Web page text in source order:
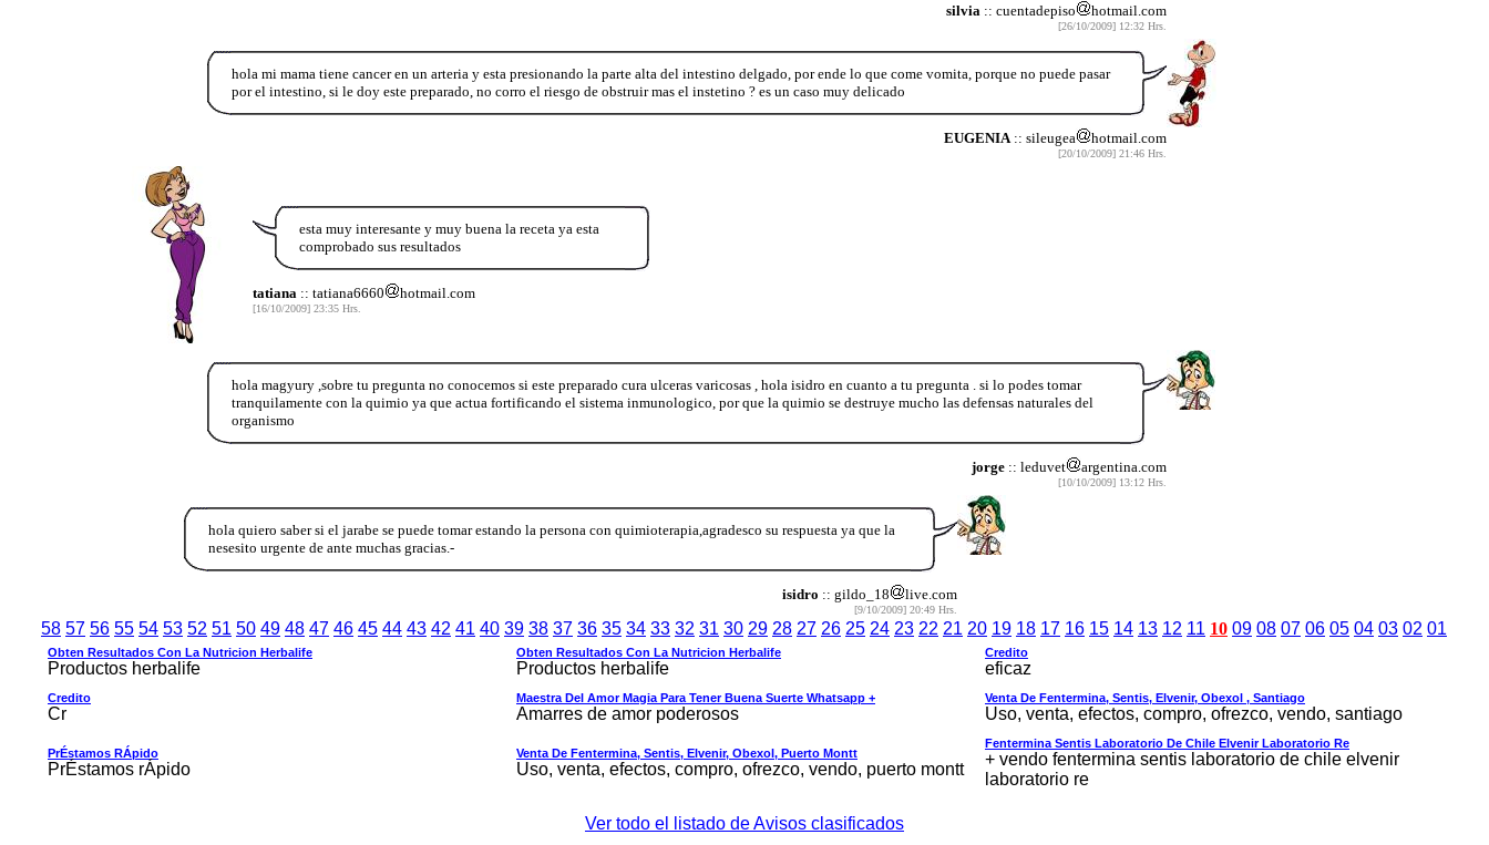
silvia :: cuentadepiso hotmail.com
[26/10/2009] 12:32 Hrs.
hola mi mama tiene cancer en un arteria y esta presionando la parte alta del intestino delgado, por ende lo que come vomita, porque no puede pasar
por el intestino, si le doy este preparado, no corro el riesgo de obstruir mas el instetino ? es un caso muy delicado
EUGENIA:: sileugea hotmail.com
[20/10/2009] 21:46 Hrs.
esta muy interesante y muy buena la receta ya esta
comprobado sus resultados
tatiana :: tatiana6660 hotmail.com
[16/10/2009] 23:35 Hrs.
hola magyury ,sobre tu pregunta no conocemos si este preparado cura ulceras varicosas , hola isidro en cuanto a tu pregunta . si lo podes tomar
tranquilamente con la quimio ya que actua fortificando el sistema inmunologico, por que la quimio se destruye mucho las defensas naturales del
organismo
jorge:: leduvet argentina.com
[10/10/2009] 13:12 Hrs.
hola quiero saber si el jarabe se puede tomar estando la persona con quimioterapia,agradesco su respuesta ya que la
nesesito urgente de ante muchas gracias.-
isidro :: gildo_18 live.com
[9/10/2009] 20:49 Hrs.
58 57 56 55 54 53 52 51 50 49 48 47 46 45 44 43 42 41 40 39 38 37 36 35 34 33 32 31 30 29 28 27 26 25 24 23 22 21 20 19 18 17 16 15 14 13 12 11 10 09 08 07 06 05 04 03 02 01
Obten Resultados Con La Nutricion Herbalife
Productos herbalife
Obten Resultados Con La Nutricion Herbalife
Productos herbalife
Credito
eficaz
Credito
Cr
Maestra Del Amor Magia Para Tener Buena Suerte Whatsapp +
Amarres de amor poderosos
Venta De Fentermina, Sentis, Elvenir, Obexol , Santiago
Uso, venta, efectos, compro, ofrezco, vendo, santiago
PrÉstamos RÁpido
PrÉstamos rÁpido
Venta De Fentermina, Sentis, Elvenir, Obexol, Puerto Montt
Uso, venta, efectos, compro, ofrezco, vendo, puerto montt
Fentermina Sentis Laboratorio De Chile Elvenir Laboratorio Re
+ vendo fentermina sentis laboratorio de chile elvenir
laboratorio re
Ver todo el listado de Avisos clasificados